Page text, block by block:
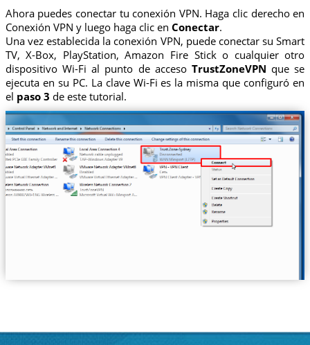
Ahora puedes conectar tu conexión VPN. Haga clic derecho en
Conexión VPN y luego haga clic en Conectar.
Una vez establecida la conexión VPN, puede conectar su Smart
TV, X-Box, PlayStation, Amazon Fire Stick o cualquier otro
dispositivo Wi-Fi al punto de acceso TrustZoneVPN que se
ejecuta en su PC. La clave Wi-Fi es la misma que configuró en
el paso 3 de este tutorial.